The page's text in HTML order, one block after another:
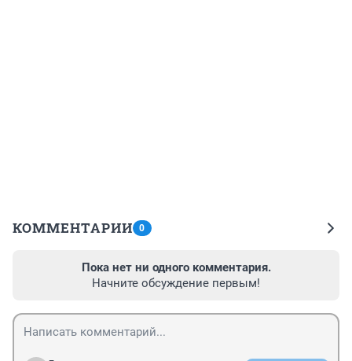
КОММЕНТАРИИ 0
Пока нет ни одного комментария.
Начните обсуждение первым!